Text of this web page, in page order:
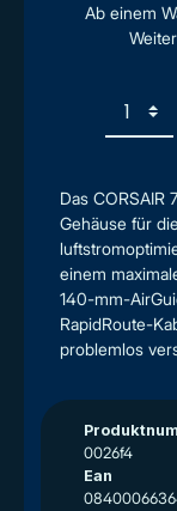
Das CORSAIR
Gehäuse für
einem
140-mm-
RapidRoute-
problemlos
0026f4
Ean
Ab einem